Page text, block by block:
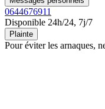
0644676911
Disponible 24h/24, 7j/7
Plainte
Pour éviter les arnaques,